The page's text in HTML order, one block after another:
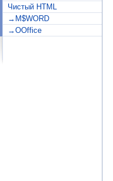
Чистый HTML
→M$WORD
→OOffice